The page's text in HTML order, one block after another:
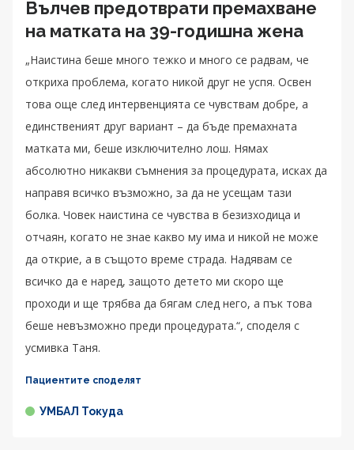
Вълчев предотврати премахване
на матката на 39-годишна жена
„Наистина беше много тежко и много се радвам, че
откриха проблема, когато никой друг не успя. Освен
това още след интервенцията се чувствам добре, а
единственият друг вариант – да бъде премахната
матката ми, беше изключително лош. Нямах
абсолютно никакви съмнения за процедурата, исках да
направя всичко възможно, за да не усещам тази
болка. Човек наистина се чувства в безизходица и
отчаян, когато не знае какво му има и никой не може
да открие, а в същото време страда. Надявам се
всичко да е наред, защото детето ми скоро ще
проходи и ще трябва да бягам след него, а пък това
беше невъзможно преди процедурата.“, споделя с
усмивка Таня.
Пациентите споделят
УМБАЛ Токуда